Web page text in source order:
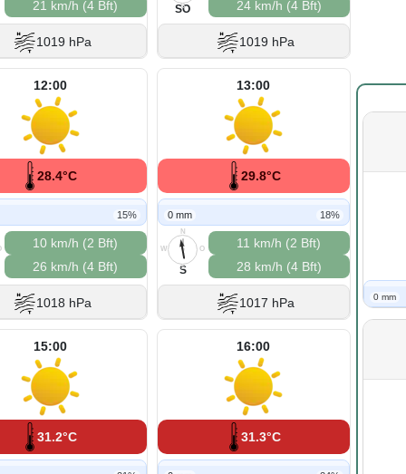
21 km/h (4 Bft)
1019 hPa
S
SO 24 km/h (4 Bft)
1019 hPa
12:00
28.4°C
15%
10 km/h (2 Bft)
26 km/h (4 Bft)
1018 hPa
13:00
29.8°C
0 mm 18%
N
O
S
W
S
11 km/h (2 Bft)
28 km/h (4 Bft)
1017 hPa
15:00
31.2°C
16:00
31.3°C
0 mm